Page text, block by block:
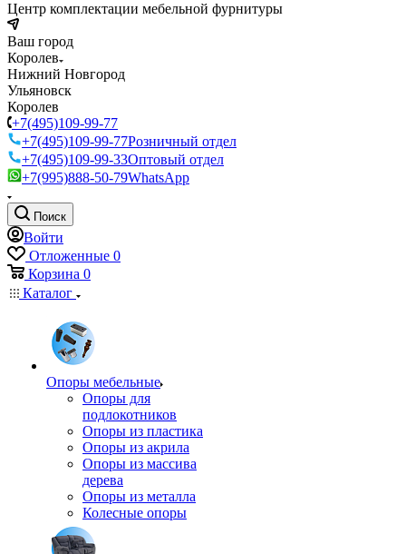
Центр комплектации мебельной фурнитуры
Ваш город
Королев
Нижний Новгород
Ульяновск
Королев
+7(495)109-99-77
+7(495)109-99-77Розничный отдел
+7(495)109-99-33Оптовый отдел
+7(995)888-50-79WhatsApp
Поиск
Войти
Отложенные 0
Корзина 0
Каталог
Опоры мебельные
Опоры для
подлокотников
Опоры из пластика
Опоры из акрила
Опоры из массива
дерева
Опоры из металла
Колесные опоры